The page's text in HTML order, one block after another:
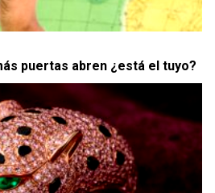
puertas abren ¿está el tuyo?